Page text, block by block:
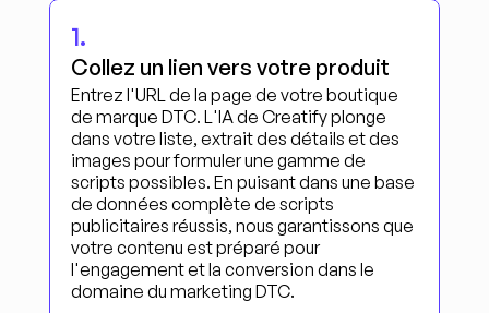
1.
Collez un lien vers votre produit
Entrez l'URL de la page de votre boutique
de marque DTC. L'IA de Creatify plonge
dans votre liste, extrait des détails et des
images pour formuler une gamme de
scripts possibles. En puisant dans une base
de données complète de scripts
publicitaires réussis, nous garantissons que
votre contenu est préparé pour
l'engagement et la conversion dans le
domaine du marketing DTC.